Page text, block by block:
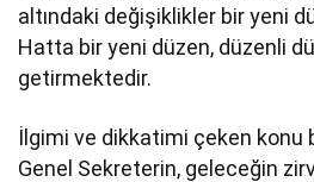
altındaki değişiklikler bir yeni
Hatta bir yeni düzen, düzenli
getirmektedir.
İlgimi ve dikkatimi çeken konu
Genel Sekreterin, geleceğin